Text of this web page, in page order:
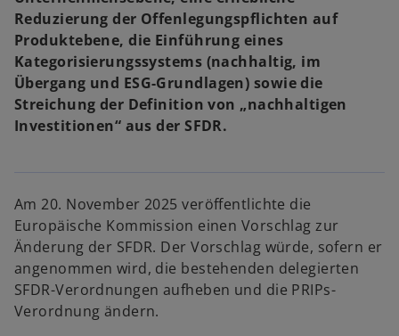
k
a
t
g
e
ö
f
n
e
k
a
r
t
g
e
ö
f
f
n
e
Reduzierung der Offenlegungspflichten auf
Produktebene, die Einführung eines
Kategorisierungssystems (nachhaltig, im
Übergang und ESG-Grundlagen) sowie die
Streichung der Definition von „nachhaltigen
Investitionen“ aus der SFDR.
Am 20. November 2025 veröffentlichte die
Europäische Kommission einen Vorschlag zur
Änderung der SFDR. Der Vorschlag würde, sofern er
angenommen wird, die bestehenden delegierten
SFDR-Verordnungen aufheben und die PRIPs-
Verordnung ändern.